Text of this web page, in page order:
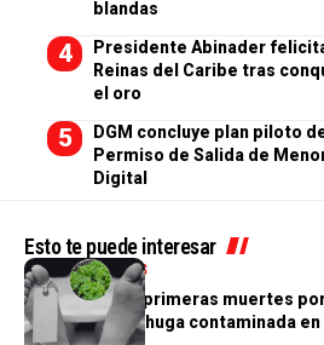
blandas
Presidente Abinader
Reinas del Caribe tras
el oro
DGM concluye plan piloto
Permiso de Salida de
Digital
Esto te puede interesar
INTERNACIONALES
Confirman las primeras muertes
vinculado a lechuga contaminada en